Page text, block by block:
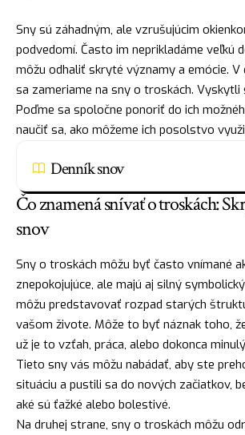
Sny sú záhadným, ale vzrušujúcim
podvedomí. Často im neprikladáme veľkú
môžu odhaliť skryté významy a emócie. V
sa zameriame na sny o troskách. Vyskytli
Poďme sa spoločne ponoriť do ich
naučiť sa, ako môžeme ich posolstvo
Denník snov
Čo znamená snívať o troskách:
snov
Sny o troskách môžu byť často vnímané
znepokojujúce, ale majú aj silný
môžu predstavovať rozpad starých
vašom živote. Môže to byť náznak toho,
už je to vzťah, práca, alebo dokonca
Tieto sny vás môžu nabádať, aby ste
situáciu a pustili sa do nových začiatkov,
aké sú ťažké alebo bolestivé.
Na druhej strane, sny o troskách môžu